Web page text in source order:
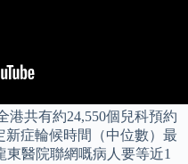
港共有約24,550個兒科預約
症輪候時間（中位數）最
東醫院聯網嘅病人要等近1